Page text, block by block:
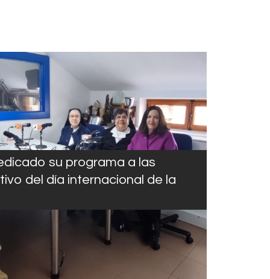
su programa a las
del día internacional de la